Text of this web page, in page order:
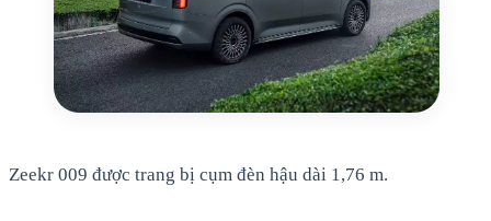
Zeekr 009 được trang bị cụm đèn hậu dài 1,76 m.